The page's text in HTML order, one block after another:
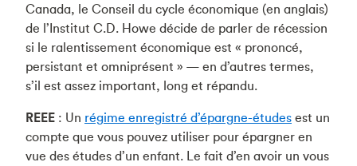
Canada, le Conseil du cycle économique (en anglais)
de l’Institut C.D. Howe décide de parler de récession
si le ralentissement économique est « prononcé,
persistant et omniprésent » — en d’autres termes,
s’il est assez important, long et répandu.
REEE : Un régime enregistré d’épargne-études est un
compte que vous pouvez utiliser pour épargner en
vue des études d’un enfant. Le fait d’en avoir un vous